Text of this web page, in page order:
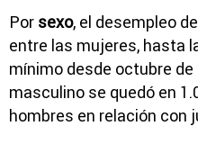
Por sexo, el desempleo
entre las mujeres, hasta
mínimo desde octubre
masculino se quedó en
hombres en relación con